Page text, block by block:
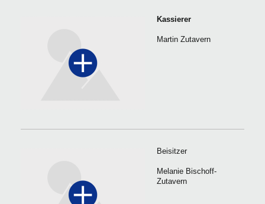
Kassierer
Martin Zutavern
Beisitzer
Melanie Bischoff-
Zutavern